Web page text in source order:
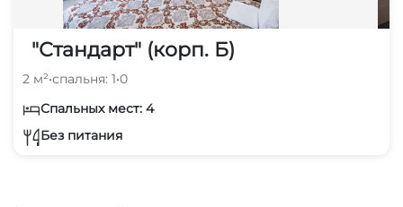
"Стандарт" (корп. Б)
2 м²•спальня: 1•0
Спальных мест: 4
Без питания